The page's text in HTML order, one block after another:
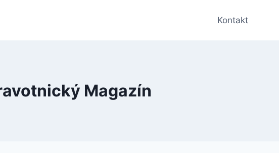
Kontakt
Magazín